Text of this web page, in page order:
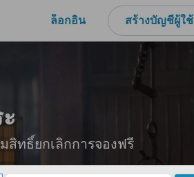
ล็อกอิน สร้างบัญชีผู้ใช้
สิทธิ์ยกเลิกการจองฟรี